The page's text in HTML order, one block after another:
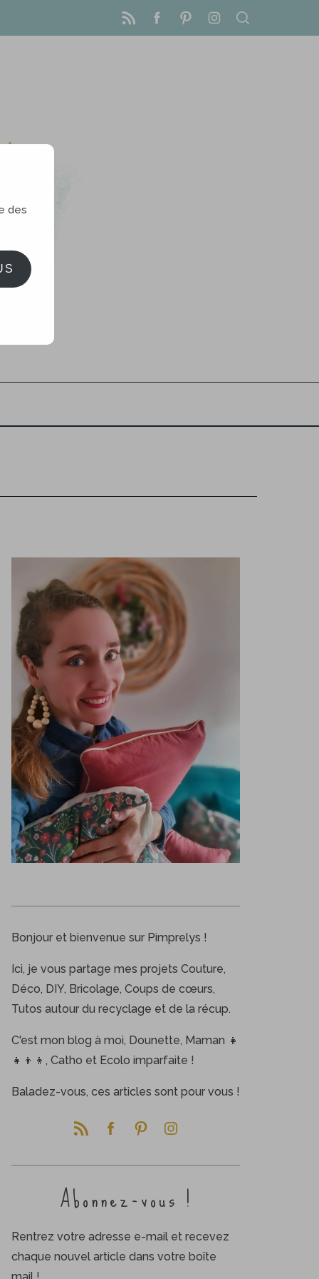
Bonjour et bienvenue sur Pimprelys !
Ici, je vous partage mes projets Couture,
Déco, DIY, Bricolage, Coups de cœurs,
Tutos autour du recyclage et de la récup.
C'est mon blog à moi, Dounette, Maman 👧
👧👦👦, Catho et Ecolo imparfaite !
Baladez-vous, ces articles sont pour vous !
Abonnez-vous !
Rentrez votre adresse e-mail et recevez
chaque nouvel article dans votre boîte
des